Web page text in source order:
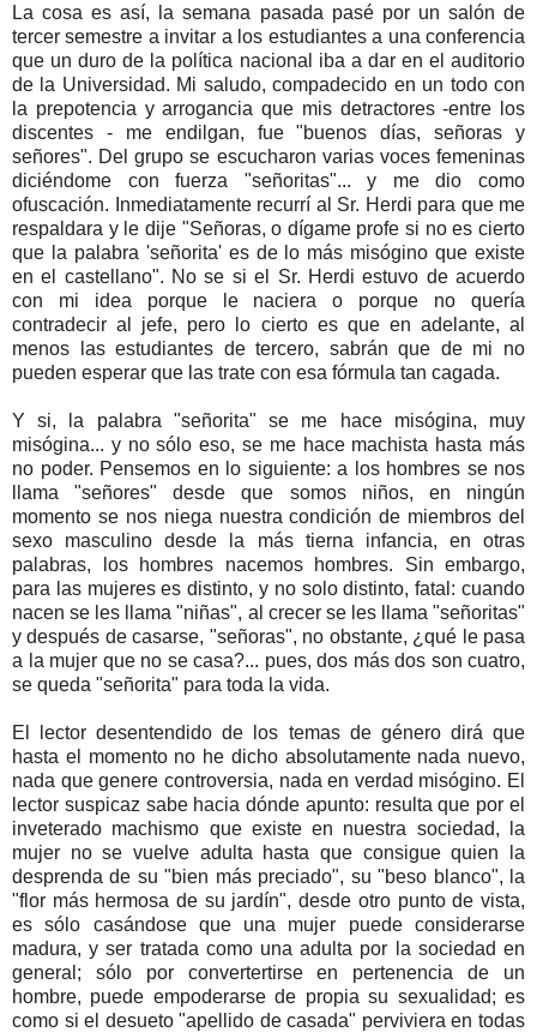
La cosa es así, la semana pasada pasé por un salón de
tercer semestre a invitar a los estudiantes a una conferencia
que un duro de la política nacional iba a dar en el auditorio
de la Universidad. Mi saludo, compadecido en un todo con
la prepotencia y arrogancia que mis detractores -entre los
discentes - me endilgan, fue "buenos días, señoras y
señores". Del grupo se escucharon varias voces femeninas
diciéndome con fuerza "señoritas"... y me dio como
ofuscación. Inmediatamente recurrí al Sr. Herdi para que me
respaldara y le dije "Señoras, o dígame profe si no es cierto
que la palabra 'señorita' es de lo más misógino que existe
en el castellano". No se si el Sr. Herdi estuvo de acuerdo
con mi idea porque le naciera o porque no quería
contradecir al jefe, pero lo cierto es que en adelante, al
menos las estudiantes de tercero, sabrán que de mi no
pueden esperar que las trate con esa fórmula tan cagada.
Y si, la palabra "señorita" se me hace misógina, muy
misógina... y no sólo eso, se me hace machista hasta más
no poder. Pensemos en lo siguiente: a los hombres se nos
llama "señores" desde que somos niños, en ningún
momento se nos niega nuestra condición de miembros del
sexo masculino desde la más tierna infancia, en otras
palabras, los hombres nacemos hombres. Sin embargo,
para las mujeres es distinto, y no solo distinto, fatal: cuando
nacen se les llama "niñas", al crecer se les llama "señoritas"
y después de casarse, "señoras", no obstante, ¿qué le pasa
a la mujer que no se casa?... pues, dos más dos son cuatro,
se queda "señorita" para toda la vida.
El lector desentendido de los temas de género dirá que
hasta el momento no he dicho absolutamente nada nuevo,
nada que genere controversia, nada en verdad misógino. El
lector suspicaz sabe hacia dónde apunto: resulta que por el
inveterado machismo que existe en nuestra sociedad, la
mujer no se vuelve adulta hasta que consigue quien la
desprenda de su "bien más preciado", su "beso blanco", la
"flor más hermosa de su jardín", desde otro punto de vista,
es sólo casándose que una mujer puede considerarse
madura, y ser tratada como una adulta por la sociedad en
general; sólo por convertertirse en pertenencia de un
hombre, puede empoderarse de propia su sexualidad; es
como si el desueto "apellido de casada" perviviera en todas